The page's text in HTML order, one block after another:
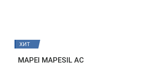
ХИТ
MAPEI MAPESIL AC